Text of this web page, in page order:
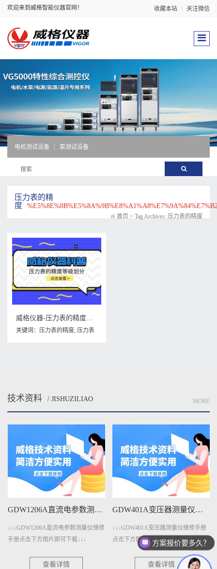
欢迎来到威格智能仪器官网！ 收藏本站 关注微信
电机测试设备 泵测试设备
压力表的精
度
首页 > Tag Archives: 压力表的精度
威格仪器-压力表的精度等级划分
关键词： 压力表的精度, 压力表
技术资料 / JISHUZILIAO MORE
GDW1206A直流电参数测量仪维修手册下载
↓↓↓GDW1206A直流电参数测量仪维修
手册点击下方图片即可下载↓↓↓
查看详情
GDW401A变压器测量仪维修手册下载
↓↓↓GDW401A变压器测量仪维修手册
点击下方图片即可下载↓↓↓
查看详情
方案报价要多久？